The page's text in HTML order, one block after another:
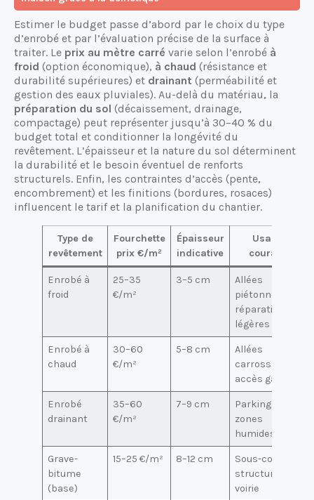
Estimer le budget passe d’abord par le choix du type
d’enrobé et par l’évaluation précise de la surface à
traiter. Le prix au mètre carré varie selon l’enrobé à
froid (option économique), à chaud (résistance et
durabilité supérieures) et drainant (perméabilité et
gestion des eaux pluviales). Au-delà du matériau, la
préparation du sol (décaissement, drainage,
compactage) peut représenter jusqu’à 30–40 % du
budget total et conditionner la longévité du
revêtement. L’épaisseur et la nature du sol déterminent
la durabilité et le besoin éventuel de renforts
structurels. Enfin, les contraintes d’accès (pente,
encombrement) et les finitions (bordures, rosaces)
influencent le tarif et la planification du chantier.
Type de
revêtement
Fourchette
prix €/m²
Épaisseur
indicative
Usage
courant
Enrobé à
froid
25–35
€/m²
3–5 cm
Allées
piétonnes,
réparations
légères
Enrobé à
chaud
30–60
€/m²
5–8 cm
Allées
carrossables,
accès garage
Enrobé
drainant
35–60
€/m²
7–9 cm
Parkings,
zones
humides
Grave-
bitume
(base)
15–25 €/m² 8–12 cm
Sous-couche
structurelle,
voirie